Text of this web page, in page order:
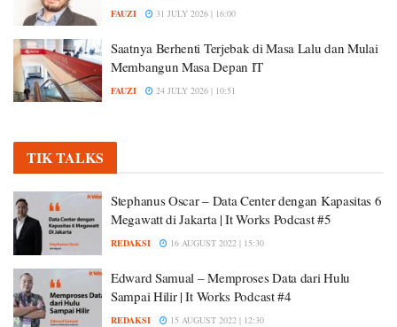
FAUZI 31 JULY 2026 | 16:00
Saatnya Berhenti Terjebak di Masa Lalu dan Mulai
Membangun Masa Depan IT
FAUZI 24 JULY 2026 | 10:51
TIK TALKS
Stephanus Oscar – Data Center dengan Kapasitas 6
Megawatt di Jakarta | It Works Podcast #5
REDAKSI 16 AUGUST 2022 | 15:30
Edward Samual – Memproses Data dari Hulu
Sampai Hilir | It Works Podcast #4
REDAKSI 15 AUGUST 2022 | 12:30